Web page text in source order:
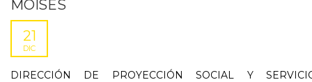
MOISÉS
21
DIC
DIRECCIÓN DE PROYECCIÓN SOCIAL Y